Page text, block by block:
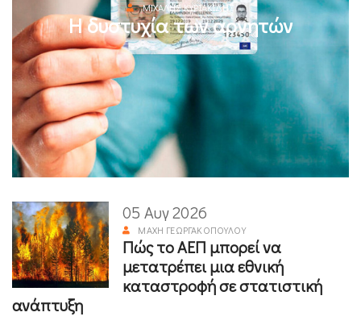
ΜΙΧΆΛΗΣ ΚΥΡΙΑΚΊΔΗΣ
Η δυστυχία των αρνητών
05 Αυγ 2026
ΜΆΧΗ ΓΕΩΡΓΑΚΟΠΟΎΛΟΥ
Πώς το ΑΕΠ μπορεί να
μετατρέπει μια εθνική
καταστροφή σε στατιστική
ανάπτυξη